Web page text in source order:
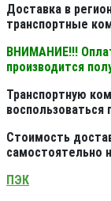
Доставка в
транспортные
ВНИМАНИЕ!!!
производится
Транспортную
Стоимость
самостоятельно
ПЭК